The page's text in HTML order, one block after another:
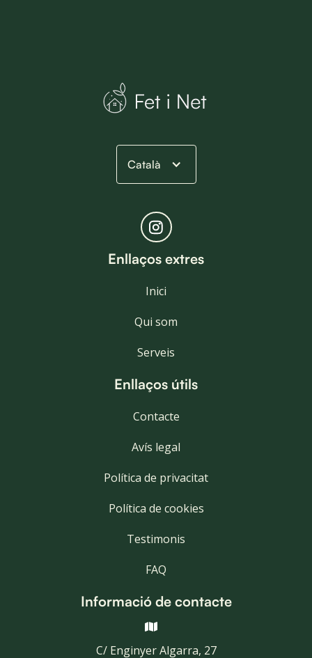
Català
Enllaços extres
Inici
Qui som
Serveis
Enllaços útils
Contacte
Avís legal
Política de privacitat
Política de cookies
Testimonis
FAQ
Informació de contacte

C/ Enginyer Algarra, 27